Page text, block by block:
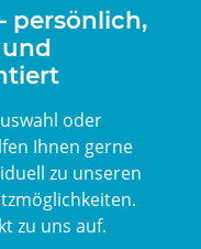
persönlich,
oder
Ihnen gerne
zu unseren
zu uns auf.